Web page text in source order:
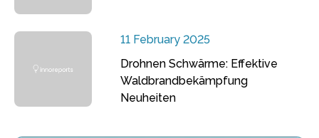
11 February 2025
Drohnen Schwärme: Effektive
Waldbrandbekämpfung
Neuheiten